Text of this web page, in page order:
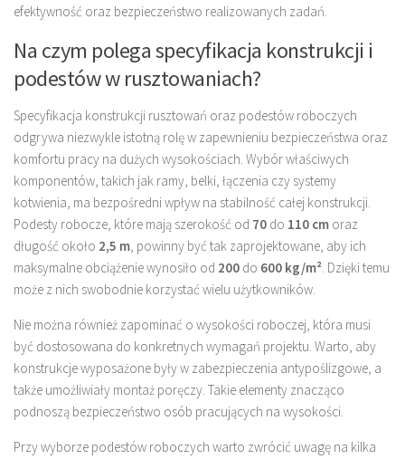
efektywność oraz bezpieczeństwo realizowanych zadań.
Na czym polega specyfikacja konstrukcji i
podestów w rusztowaniach?
Specyfikacja konstrukcji rusztowań oraz podestów roboczych
odgrywa niezwykle istotną rolę w zapewnieniu bezpieczeństwa oraz
komfortu pracy na dużych wysokościach. Wybór właściwych
komponentów, takich jak ramy, belki, łączenia czy systemy
kotwienia, ma bezpośredni wpływ na stabilność całej konstrukcji.
Podesty robocze, które mają szerokość od 70 do 110 cm oraz
długość około 2,5 m, powinny być tak zaprojektowane, aby ich
maksymalne obciążenie wynosiło od 200 do 600 kg/m². Dzięki temu
może z nich swobodnie korzystać wielu użytkowników.
Nie można również zapominać o wysokości roboczej, która musi
być dostosowana do konkretnych wymagań projektu. Warto, aby
konstrukcje wyposażone były w zabezpieczenia antypoślizgowe, a
także umożliwiały montaż poręczy. Takie elementy znacząco
podnoszą bezpieczeństwo osób pracujących na wysokości.
Przy wyborze podestów roboczych warto zwrócić uwagę na kilka